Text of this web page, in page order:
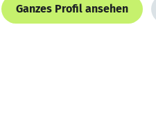
Ganzes Profil ansehen